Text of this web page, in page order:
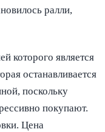
ралли,
которого является
останавливается
поскольку
покупают.
Цена